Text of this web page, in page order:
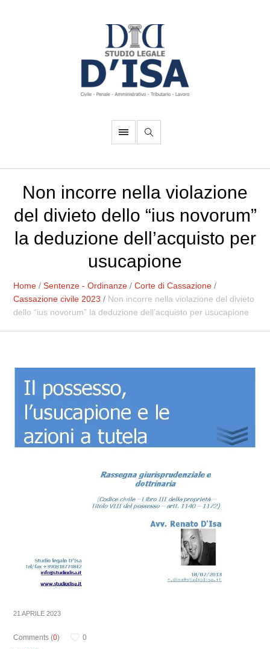
Non incorre nella violazione
del divieto dello “ius novorum”
la deduzione dell’acquisto per
usucapione
Home /Sentenze - Ordinanze /Corte di Cassazione /
Cassazione civile 2023 / Non incorre nella violazione del divieto
dello “ius novorum” la deduzione dell’acquisto per usucapione
21 APRILE 2023
Comments (0)
0